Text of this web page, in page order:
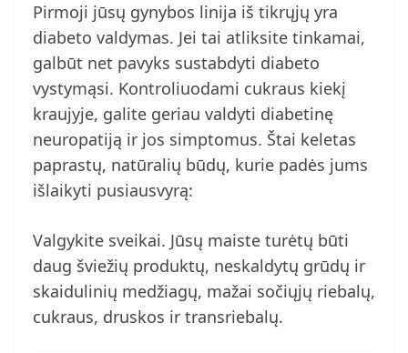
Pirmoji jūsų gynybos linija iš tikrųjų yra
diabeto valdymas. Jei tai atliksite tinkamai,
galbūt net pavyks sustabdyti diabeto
vystymąsi. Kontroliuodami cukraus kiekį
kraujyje, galite geriau valdyti diabetinę
neuropatiją ir jos simptomus. Štai keletas
paprastų, natūralių būdų, kurie padės jums
išlaikyti pusiausvyrą:
Valgykite sveikai. Jūsų maiste turėtų būti
daug šviežių produktų, neskaldytų grūdų ir
skaidulinių medžiagų, mažai sočiųjų riebalų,
cukraus, druskos ir transriebalų.